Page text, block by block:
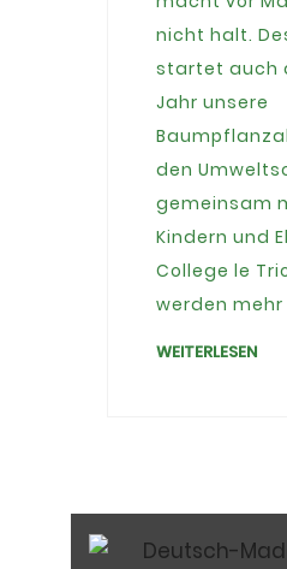
nicht halt.
startet auch
Jahr unsere
den
gemeinsam
Kindern und
College le
werden mehr
WEITERLESEN